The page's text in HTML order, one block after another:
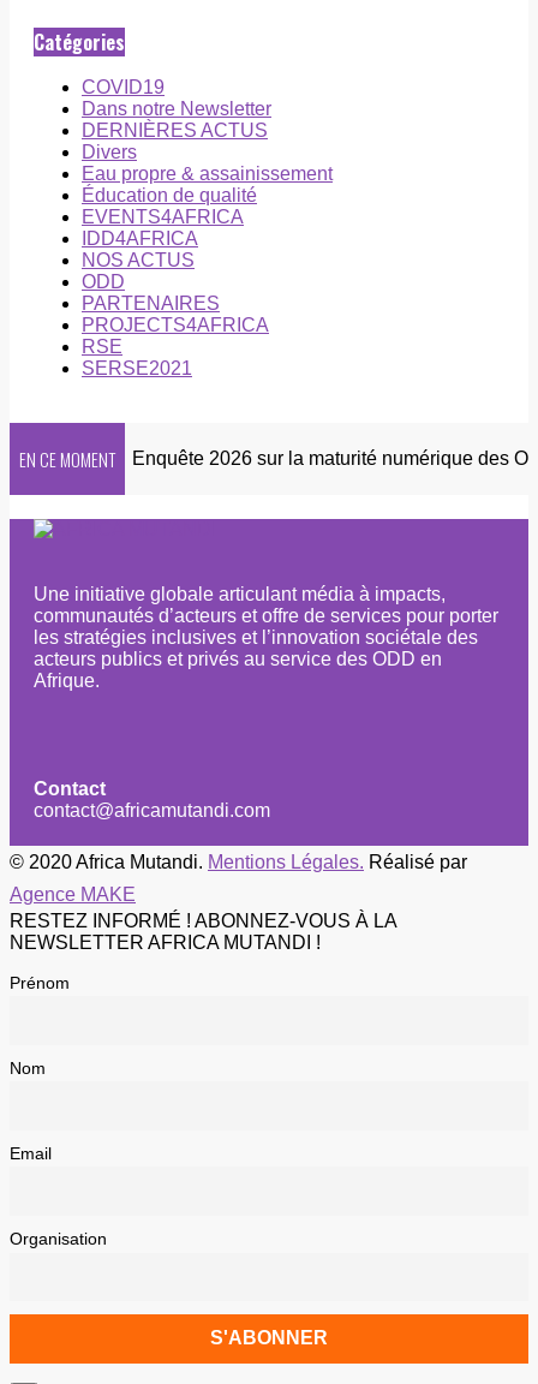
Catégories
COVID19
Dans notre Newsletter
DERNIÈRES ACTUS
Divers
Eau propre & assainissement
Éducation de qualité
EVENTS4AFRICA
IDD4AFRICA
NOS ACTUS
ODD
PARTENAIRES
PROJECTS4AFRICA
RSE
SERSE2021
EN CE MOMENTEnquête 2026 sur la maturité numérique des OSC
Une initiative globale articulant média à impacts,
communautés d’acteurs et offre de services pour porter
les stratégies inclusives et l’innovation sociétale des
acteurs publics et privés au service des ODD en
Afrique.
Contact
contact@africamutandi.com
© 2020 Africa Mutandi. Mentions Légales. Réalisé par
Agence MAKE
RESTEZ INFORMÉ ! ABONNEZ-VOUS À LA
NEWSLETTER AFRICA MUTANDI !
Prénom
Nom
Email
Organisation